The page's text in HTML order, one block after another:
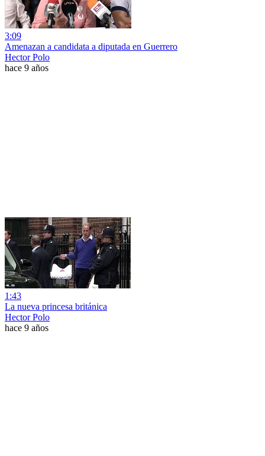
3:09
Amenazan a candidata a diputada en Guerrero
Hector Polo
hace 9 años
1:43
La nueva princesa británica
Hector Polo
hace 9 años